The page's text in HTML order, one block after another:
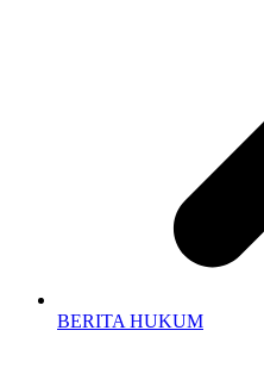
BERITA HUKUM